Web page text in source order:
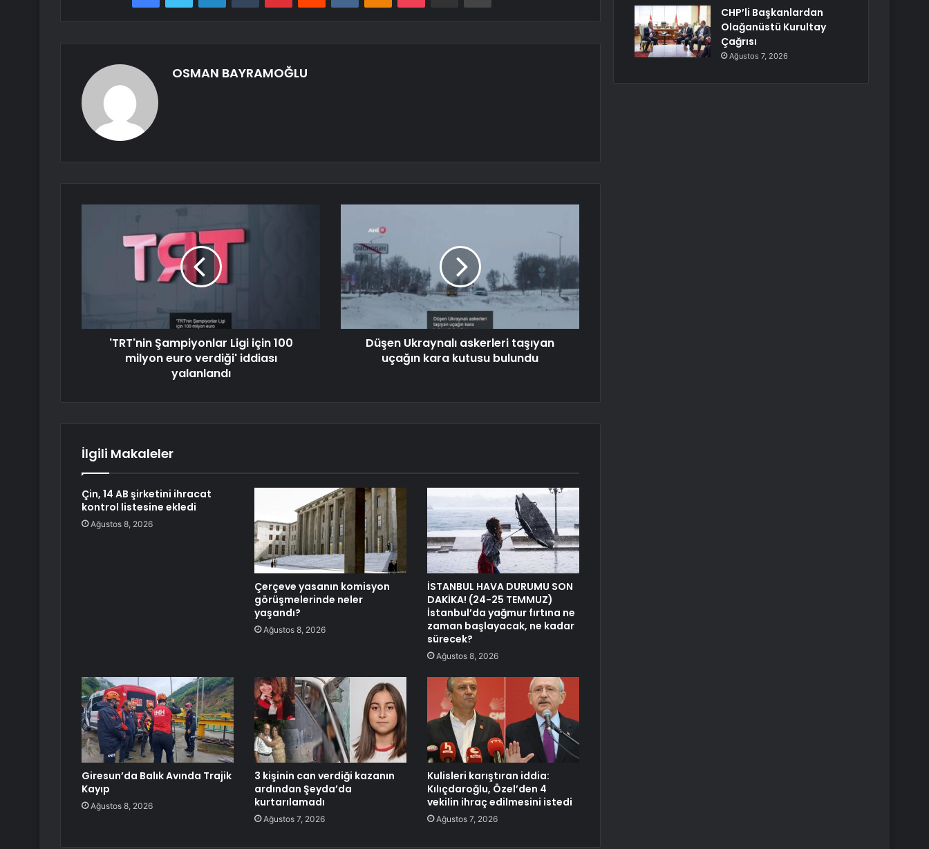
OSMAN BAYRAMOĞLU
'TRT'nin Şampiyonlar Ligi için 100
milyon euro verdiği' iddiası
yalanlandı
Düşen Ukraynalı askerleri taşıyan
uçağın kara kutusu bulundu
İlgili Makaleler
Çin, 14 AB şirketini ihracat
kontrol listesine ekledi
Ağustos 8, 2026
Çerçeve yasanın komisyon
görüşmelerinde neler
yaşandı?
Ağustos 8, 2026
İSTANBUL HAVA DURUMU SON
DAKİKA! (24-25 TEMMUZ)
İstanbul’da yağmur fırtına ne
zaman başlayacak, ne kadar
sürecek?
Ağustos 8, 2026
Giresun’da Balık Avında Trajik
Kayıp
Ağustos 8, 2026
3 kişinin can verdiği kazanın
ardından Şeyda’da
kurtarılamadı
Ağustos 7, 2026
Kulisleri karıştıran iddia:
Kılıçdaroğlu, Özel’den 4
vekilin ihraç edilmesini istedi
Ağustos 7, 2026
CHP’li Başkanlardan
Olağanüstü Kurultay
Çağrısı
Ağustos 7, 2026